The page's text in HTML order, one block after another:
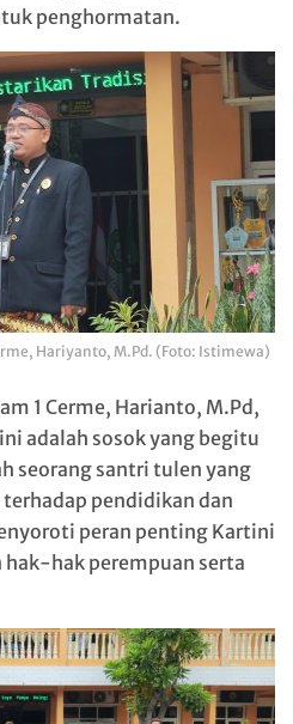
penghormatan.
Hariyanto, M.Pd. (Foto: Istimewa)
1 Cerme, Harianto, M.Pd,
adalah sosok yang begitu
seorang santri tulen yang
pendidikan dan
peran penting Kartini
hak perempuan serta